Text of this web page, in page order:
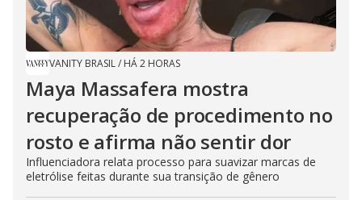
VANITY BRASIL/ HÁ 2 HORAS
Maya Massafera mostra
recuperação de procedimento no
rosto e afirma não sentir dor
Influenciadora relata processo para suavizar marcas de
eletrólise feitas durante sua transição de gênero